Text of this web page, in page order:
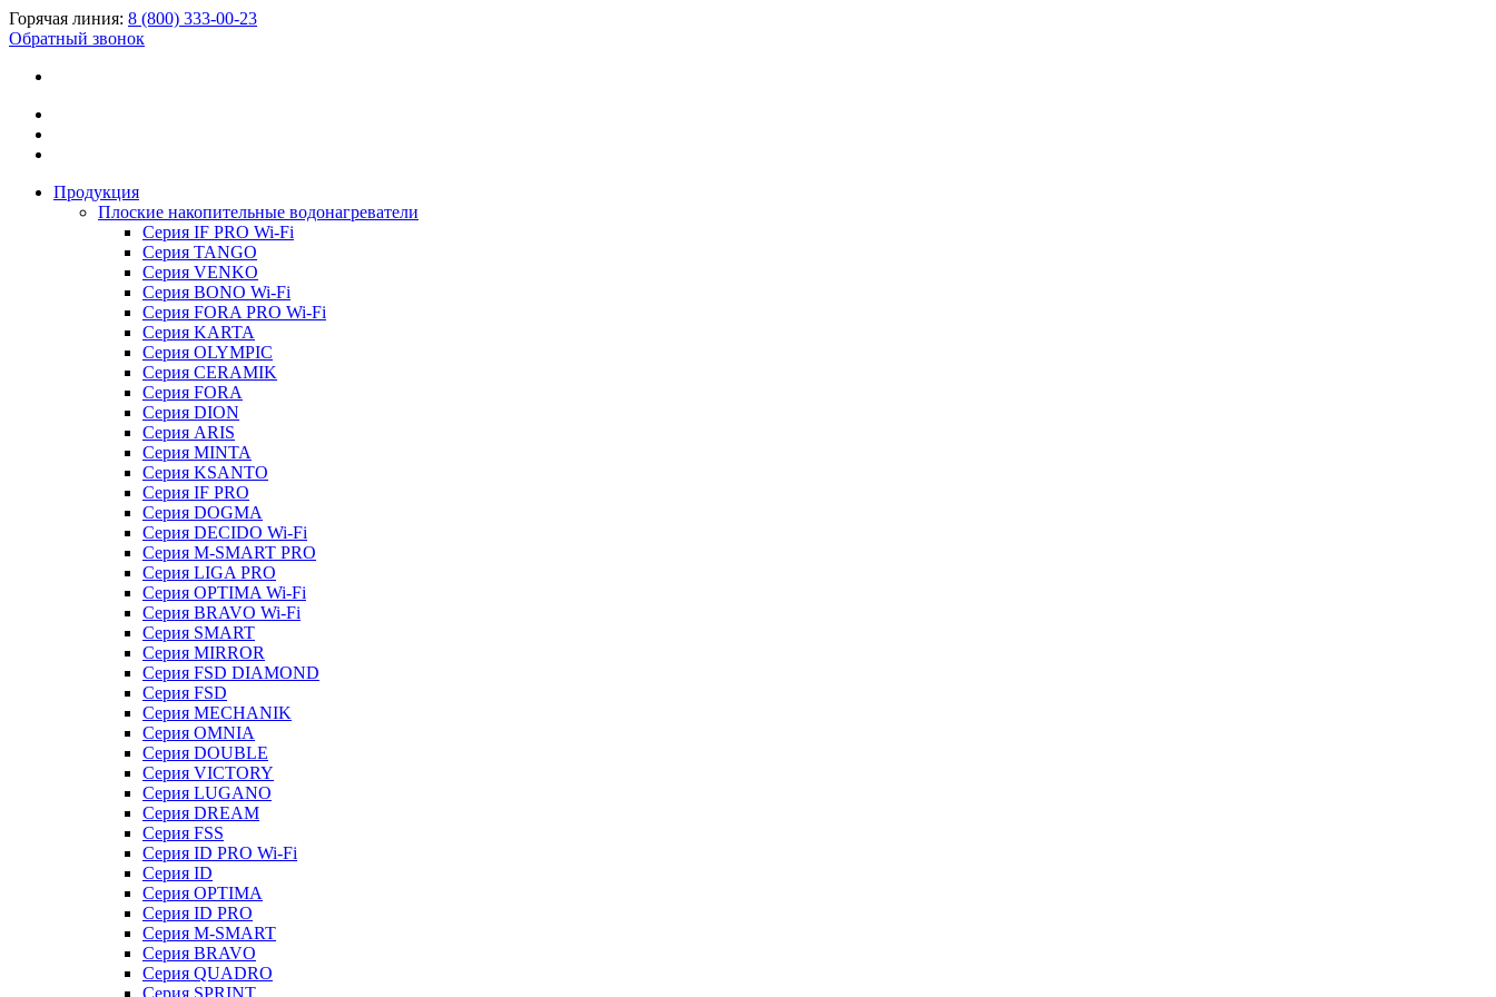
Горячая линия: 8 (800) 333-00-23
Обратный звонок
Продукция
Плоские накопительные водонагреватели
Серия IF PRO Wi-Fi
Серия TANGO
Серия VENKO
Серия BONO Wi-Fi
Серия FORA PRO Wi-Fi
Серия KARTA
Серия OLYMPIC
Серия CERAMIK
Серия FORA
Серия DION
Серия ARIS
Серия MINTA
Серия KSANTO
Серия IF PRO
Серия DOGMA
Серия DECIDO Wi-Fi
Серия M-SMART PRO
Серия LIGA PRO
Серия OPTIMA Wi-Fi
Серия BRAVO Wi-Fi
Серия SMART
Серия MIRROR
Серия FSD DIAMOND
Серия FSD
Серия MECHANIK
Серия OMNIA
Серия DOUBLE
Серия VICTORY
Серия LUGANO
Серия DREAM
Серия FSS
Серия ID PRO Wi-Fi
Серия ID
Серия OPTIMA
Серия ID PRO
Серия M-SMART
Серия BRAVO
Серия QUADRO
Серия SPRINT